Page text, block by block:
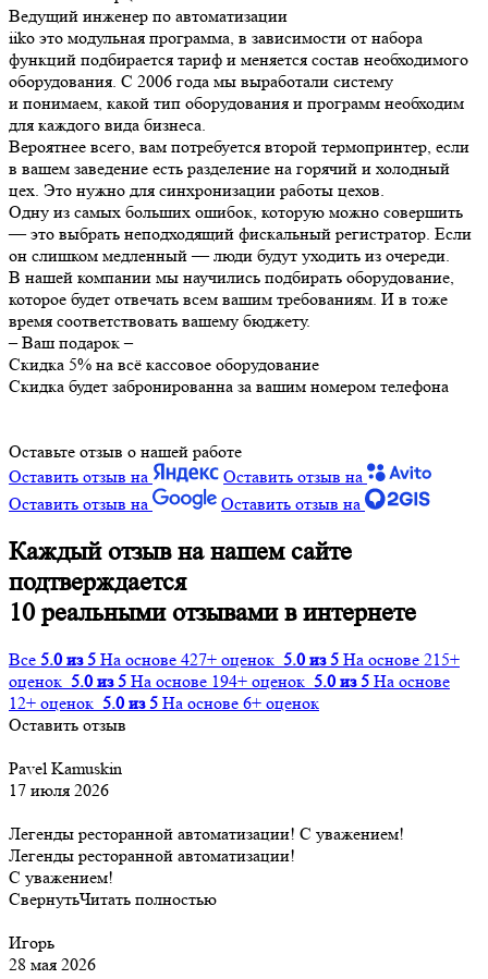
Ведущий инженер по автоматизации
iiko это модульная программа, в зависимости от набора
функций подбирается тариф и меняется состав необходимого
оборудования. С 2006 года мы выработали систему
и понимаем, какой тип оборудования и программ необходим
для каждого вида бизнеса.
Вероятнее всего, вам потребуется второй термопринтер, если
в вашем заведение есть разделение на горячий и холодный
цех. Это нужно для синхронизации работы цехов.
Одну из самых больших ошибок, которую можно совершить
— это выбрать неподходящий фискальный регистратор. Если
он слишком медленный — люди будут уходить из очереди.
В нашей компании мы научились подбирать оборудование,
которое будет отвечать всем вашим требованиям. И в тоже
время соответствовать вашему бюджету.
– Ваш подарок –
Скидка 5% на всё кассовое оборудование
Скидка будет забронированна за вашим номером телефона
Оставьте отзыв о нашей работе
Оставить отзыв на
Оставить отзыв на
Оставить отзыв на
Оставить отзыв на
Каждый отзыв на нашем сайте
подтверждается
10 реальными отзывами в интернете
Все 5.0 из 5 На основе 427+ оценок 5.0 из 5 На основе 215+
оценок 5.0 из 5 На основе 194+ оценок 5.0 из 5 На основе
12+ оценок 5.0 из 5 На основе 6+ оценок
Оставить отзыв
Pavel Kamuskin
17 июля 2026
Легенды ресторанной автоматизации! С уважением!
Легенды ресторанной автоматизации!
С уважением!
СвернутьЧитать полностью
Игорь
28 мая 2026